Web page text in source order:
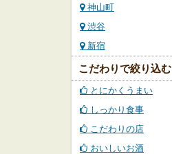
神山町
渋谷
新宿
こだわりで絞り込む
とにかくうまい
しっかり食事
こだわりの店
おいしいお酒